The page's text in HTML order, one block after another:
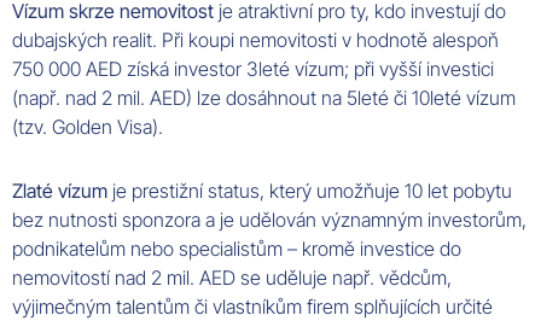
Vízum skrze nemovitost je atraktivní pro ty, kdo investují do
dubajských realit. Při koupi nemovitosti v hodnotě alespoň
750 000 AED získá investor 3leté vízum; při vyšší investici
(např. nad 2 mil. AED) lze dosáhnout na 5leté či 10leté vízum
(tzv. Golden Visa).
Zlaté vízum je prestižní status, který umožňuje 10 let pobytu
bez nutnosti sponzora a je udělován významným investorům,
podnikatelům nebo specialistům – kromě investice do
nemovitostí nad 2 mil. AED se uděluje např. vědcům,
výjimečným talentům či vlastníkům firem splňujících určité